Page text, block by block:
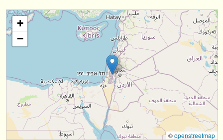
orchestre e teatri lirici
conservatori
riguardo musicalchairs
contattaci
rss feeds
+
−
©openstreetmap